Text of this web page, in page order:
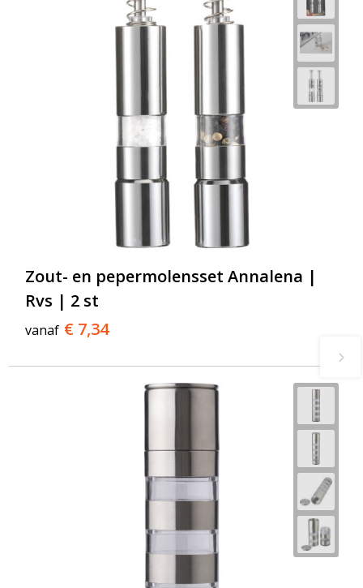
Zout- en pepermolensset Annalena |
Rvs | 2 st
vanaf € 7,34